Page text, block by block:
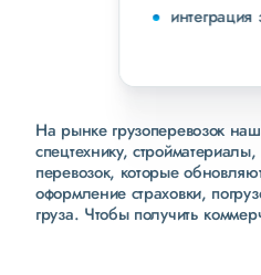
интеграция заявок с 1С
На рынке грузоперевозок
спецтехнику,
перевозок, которые
оформление страховки,
груза. Чтобы получить